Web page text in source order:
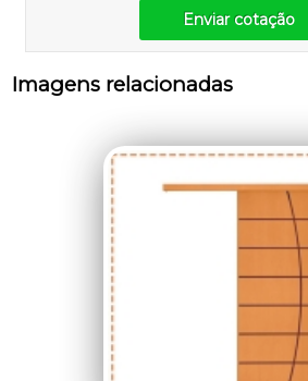
Enviar cotação
Imagens relacionadas